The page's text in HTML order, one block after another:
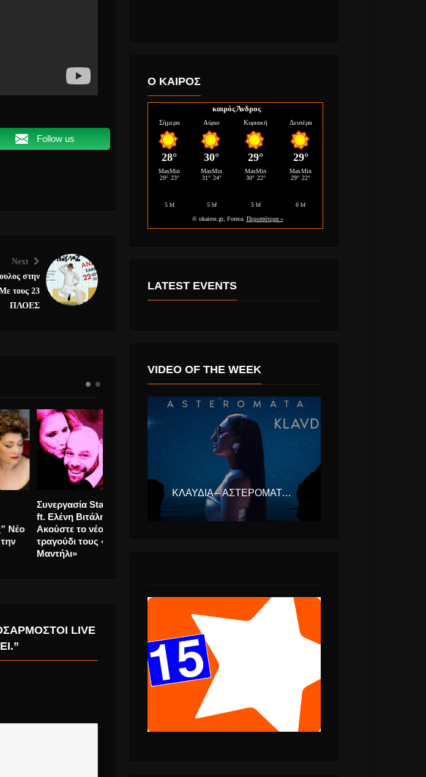
Follow us
Next
στην
τους 23
ΠΛΟΕΣ
Harry Styles “Fine
Line” το νέο
άλμπουμ
κυκλοφορεί.
Συνεργασία Stavento
ft. Ελένη Βιτάλη.
LIVE
Ο ΚΑΙΡΟΣ
καιρός Άνδρος
LATEST EVENTS
VIDEO OF THE WEEK
ΚΛΑΥΔΊΑ – ΑΣΤΕΡΟΜΆΤΑ (EUROVISION ΕΛΛΆΔΑ 2025)